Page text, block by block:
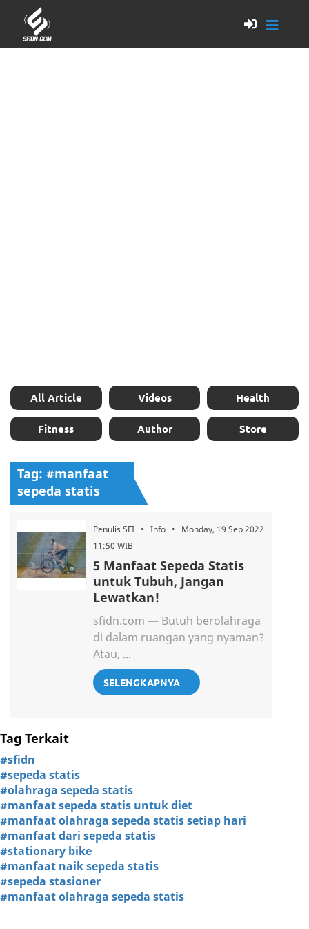
All Article Videos Health
Fitness Author Store
Tag: #manfaat
sepeda statis
Penulis SFI • Info • Monday, 19 Sep 2022
11:50 WIB
5 Manfaat Sepeda Statis
untuk Tubuh, Jangan
Lewatkan!
sfidn.com — Butuh berolahraga
di dalam ruangan yang nyaman?
Atau, ...
SELENGKAPNYA
Tag Terkait
#sfidn
#sepeda statis
#olahraga sepeda statis
#manfaat sepeda statis untuk diet
#manfaat olahraga sepeda statis setiap hari
#manfaat dari sepeda statis
#stationary bike
#manfaat naik sepeda statis
#sepeda stasioner
#manfaat olahraga sepeda statis